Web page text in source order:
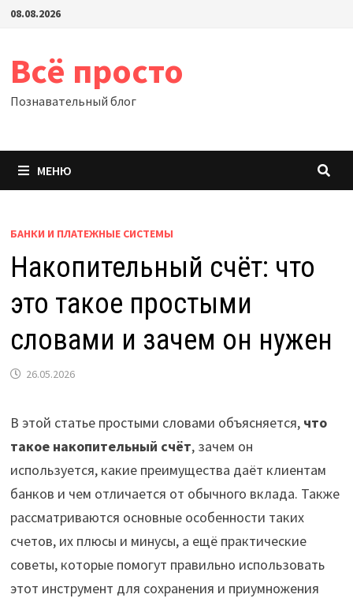
Перейти
08.08.2026
Всё просто
Познавательный блог
МЕНЮ
БАНКИ И ПЛАТЕЖНЫЕ СИСТЕМЫ
Накопительный счёт: что
это такое простыми
словами и зачем он нужен
26.05.2026
В этой статье простыми словами объясняется, что
такое накопительный счёт, зачем он
используется, какие преимущества даёт клиентам
банков и чем отличается от обычного вклада. Также
рассматриваются основные особенности таких
счетов, их плюсы и минусы, а ещё практические
советы, которые помогут правильно использовать
этот инструмент для сохранения и приумножения